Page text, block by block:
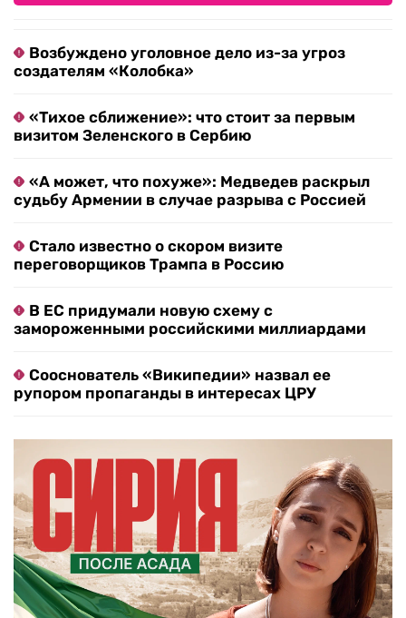
Возбуждено уголовное дело из-за угроз
создателям «Колобка»
«Тихое сближение»: что стоит за первым
визитом Зеленского в Сербию
«А может, что похуже»: Медведев раскрыл
судьбу Армении в случае разрыва с Россией
Стало известно о скором визите
переговорщиков Трампа в Россию
В ЕС придумали новую схему с
замороженными российскими миллиардами
Сооснователь «Википедии» назвал ее
рупором пропаганды в интересах ЦРУ